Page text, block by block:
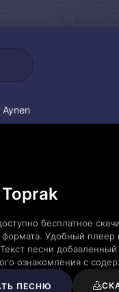
Aynen
бесплатное
формата. Удобный плеер
песни
ознакомления с
ПЕСНЮ